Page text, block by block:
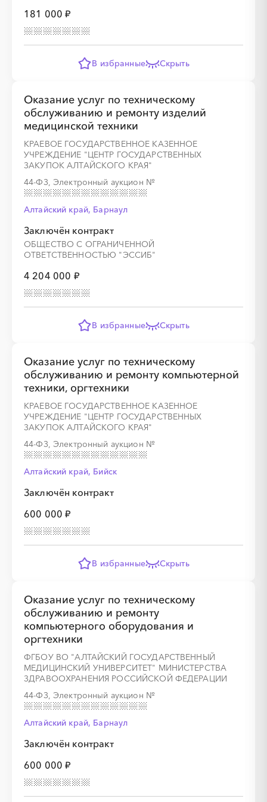
181 000 ₽
В избранные Скрыть
Оказание услуг по техническому
обслуживанию и ремонту изделий
медицинской техники
КРАЕВОЕ ГОСУДАРСТВЕННОЕ КАЗЕННОЕ
УЧРЕЖДЕНИЕ "ЦЕНТР ГОСУДАРСТВЕННЫХ
ЗАКУПОК АЛТАЙСКОГО КРАЯ"
44-ФЗ, Электронный аукцион №
Алтайский край, Барнаул
Заключён контракт
ОБЩЕСТВО С ОГРАНИЧЕННОЙ
ОТВЕТСТВЕННОСТЬЮ "ЭССИБ"
4 204 000 ₽
В избранные Скрыть
Оказание услуг по техническому
обслуживанию и ремонту компьютерной
техники, оргтехники
КРАЕВОЕ ГОСУДАРСТВЕННОЕ КАЗЕННОЕ
УЧРЕЖДЕНИЕ "ЦЕНТР ГОСУДАРСТВЕННЫХ
ЗАКУПОК АЛТАЙСКОГО КРАЯ"
44-ФЗ, Электронный аукцион №
Алтайский край, Бийск
Заключён контракт
600 000 ₽
В избранные Скрыть
Оказание услуг по техническому
обслуживанию и ремонту
компьютерного оборудования и
оргтехники
ФГБОУ ВО "АЛТАЙСКИЙ ГОСУДАРСТВЕННЫЙ
МЕДИЦИНСКИЙ УНИВЕРСИТЕТ" МИНИСТЕРСТВА
ЗДРАВООХРАНЕНИЯ РОССИЙСКОЙ ФЕДЕРАЦИИ
44-ФЗ, Электронный аукцион №
Алтайский край, Барнаул
Заключён контракт
600 000 ₽